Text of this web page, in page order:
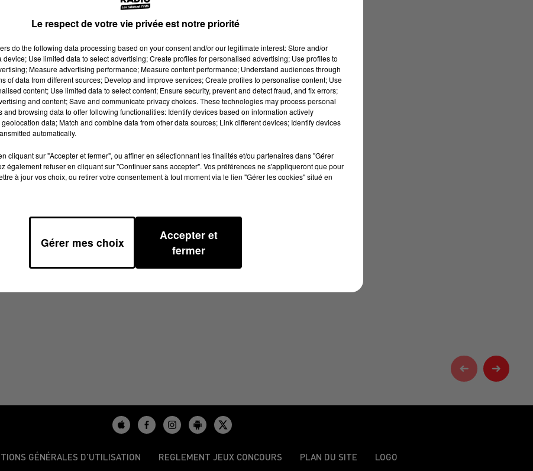
2025 À 09H59
GÉNÉRALES D’UTILISATION REGLEMENT JEUX CONCOURS PLAN DU SITE LOGO
Le respect de votre vie privée est notre priorité
do the following data processing based on your consent and/or our legitimate interest: Store and/or
device; Use limited data to select advertising; Create profiles for personalised advertising; Use profiles to
Measure advertising performance; Measure content performance; Understand audiences through
of data from different sources; Develop and improve services; Create profiles to personalise content; Use
content; Use limited data to select content; Ensure security, prevent and detect fraud, and fix errors;
and content; Save and communicate privacy choices. These technologies may process personal
and browsing data to offer following functionalities: Identify devices based on information actively
data; Match and combine data from other data sources; Link different devices; Identify devices
automatically.
cliquant sur "Accepter et fermer", ou affiner en sélectionnant les finalités et/ou partenaires dans "Gérer
également refuser en cliquant sur "Continuer sans accepter". Vos préférences ne s'appliqueront que pour
à jour vos choix, ou retirer votre consentement à tout moment via le lien "Gérer les cookies" situé en
Gérer mes choix
Accepter et
fermer